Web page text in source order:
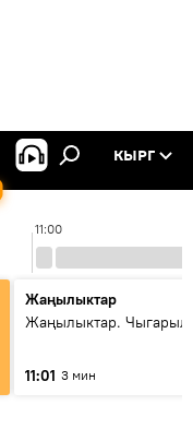
КЫРГ
11:00
Жаңылыктар
Жаңылыктар.
11:01 3 мин